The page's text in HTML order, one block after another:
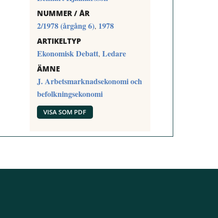
NUMMER / ÅR
2/1978 (årgång 6), 1978
ARTIKELTYP
Ekonomisk Debatt, Ledare
ÄMNE
J. Arbetsmarknadsekonomi och
befolkningsekonomi
VISA SOM PDF